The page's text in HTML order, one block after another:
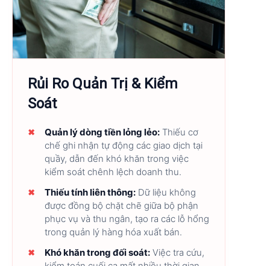
Rủi Ro Quản Trị & Kiểm
Soát
Quản lý dòng tiền lỏng lẻo: Thiếu cơ
chế ghi nhận tự động các giao dịch tại
quầy, dẫn đến khó khăn trong việc
kiểm soát chênh lệch doanh thu.
Thiếu tính liên thông: Dữ liệu không
được đồng bộ chặt chẽ giữa bộ phận
phục vụ và thu ngân, tạo ra các lỗ hổng
trong quản lý hàng hóa xuất bán.
Khó khăn trong đối soát: Việc tra cứu,